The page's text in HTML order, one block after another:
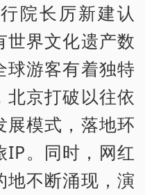
院长厉新建认
世界文化遗产数
球游客有着独特
北京打破以往依
展模式，落地环
IP。同时，网红
地不断涌现，演